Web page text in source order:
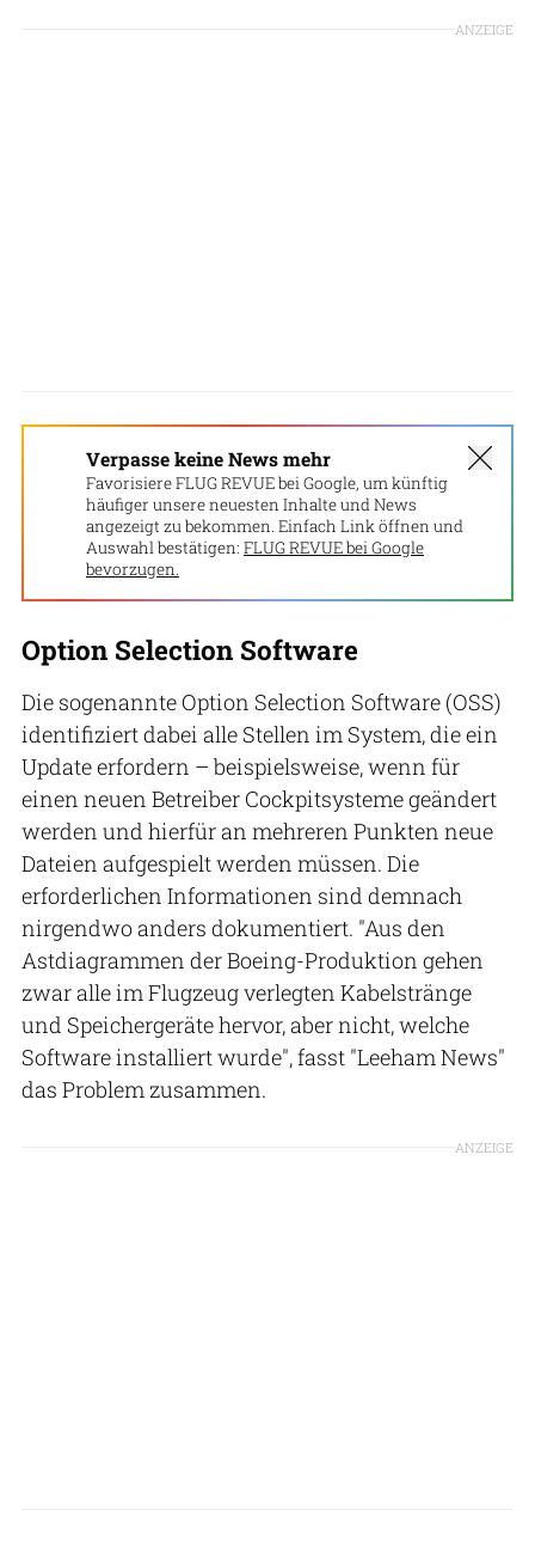
ANZEIGE
Verpasse keine News mehr
Favorisiere FLUG REVUE bei Google, um künftig
häufiger unsere neuesten Inhalte und News
angezeigt zu bekommen. Einfach Link öffnen und
Auswahl bestätigen: FLUG REVUE bei Google
bevorzugen.
Option Selection Software
Die sogenannte Option Selection Software (OSS)
identifiziert dabei alle Stellen im System, die ein
Update erfordern – beispielsweise, wenn für
einen neuen Betreiber Cockpitsysteme geändert
werden und hierfür an mehreren Punkten neue
Dateien aufgespielt werden müssen. Die
erforderlichen Informationen sind demnach
nirgendwo anders dokumentiert. "Aus den
Astdiagrammen der Boeing-Produktion gehen
zwar alle im Flugzeug verlegten Kabelstränge
und Speichergeräte hervor, aber nicht, welche
Software installiert wurde", fasst "Leeham News"
das Problem zusammen.
ANZEIGE